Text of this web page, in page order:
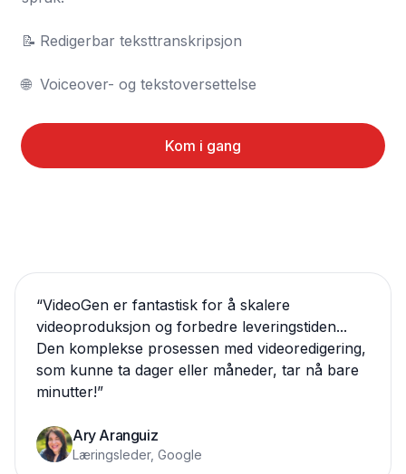
📝	Redigerbar teksttranskripsjon
🌐	Voiceover- og tekstoversettelse
Kom i gang
“VideoGen er fantastisk for å skalere
videoproduksjon og forbedre leveringstiden...
Den komplekse prosessen med videoredigering,
som kunne ta dager eller måneder, tar nå bare
minutter!”
Ary Aranguiz
Læringsleder, Google